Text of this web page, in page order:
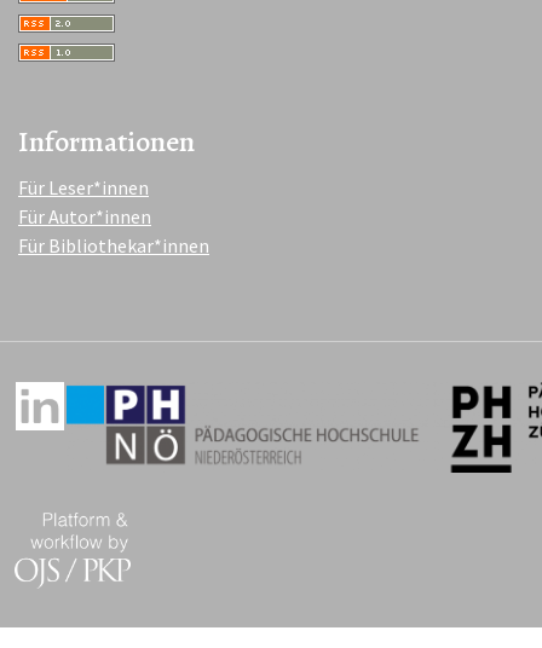
Informationen
Für Leser*innen
Für Autor*innen
Für Bibliothekar*innen